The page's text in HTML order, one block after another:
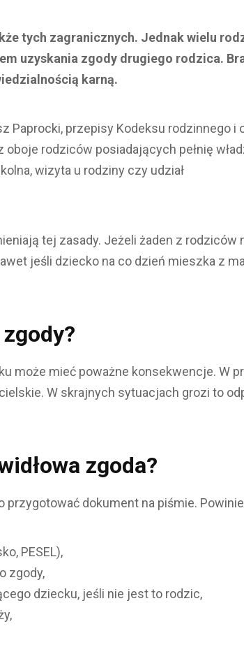
tych zagranicznych. Jednak wielu
uzyskania zgody drugiego rodzica.
karną.
Paprocki, przepisy Kodeksu
rodziców posiadających pełnię
wizyta u rodziny czy udział
tej zasady. Jeżeli żaden z
jeśli dziecko na co dzień mieszka z
może mieć poważne konsekwencje. W
W skrajnych sytuacjach grozi to
zgoda?
przygotować dokument na piśmie.
PESEL),
zgody,
dziecku, jeśli nie jest to rodzic,